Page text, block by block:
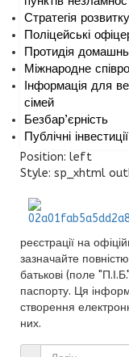
Стратегія розвитку
Поліцейські
Протидія
Міжнародне
Інформація для
сімей
Безбар’єрність
Публічні інвестиції
Position: left
Style: sp_xhtml
реєстрації на
зазначайте
батькові (поле
паспорту. Ця
створення
них.